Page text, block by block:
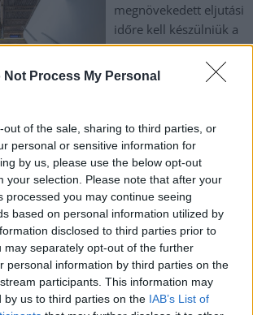
Not Process My Personal
out of the sale, sharing to third parties, or
personal or sensitive information for
by us, please use the below opt-out
your selection. Please note that after your
processed you may continue seeing
based on personal information utilized by
disclosed to third parties prior to
may separately opt-out of the further
personal information by third parties on the
participants. This information may
by us to third parties on the IAB’s List of
megnövekedett eljutási
időre kell készülniük a
Jász-Nagykun-Szolnok
megyéből a fővárosba
utazóknak a Budapest–
vasútvonalon kialakult
Kispest és Pestszentlőrinc között
valamint a vasúti pálya mentén fellobbant
az érintett szakaszon a MÁV
időszakosan csak egy vágányon
avartűz,budapest,felsővezeték,fennakadás